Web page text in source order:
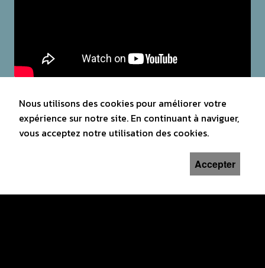
Nous utilisons des cookies pour améliorer votre
expérience sur notre site. En continuant à naviguer,
vous acceptez notre utilisation des cookies.
Accepter